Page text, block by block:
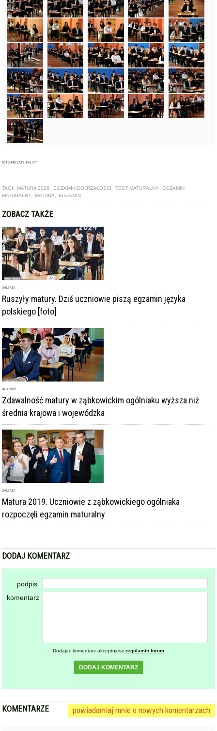
FOTO_PRIVATE_POLICY
TAGI: MATURA 2026, EGZAMIN DOJRZAŁOŚCI, TEST MATURALNY,
EGZAMIN
MATURALNY, MATURA, EGZAMIN
ZOBACZ TAKŻE
GALERIA
Ruszyły matury. Dziś uczniowie piszą egzamin języka
polskiego [foto]
ARTYKUŁ
Zdawalność matury w ząbkowickim ogólniaku wyższa niż
średnia krajowa i wojewódzka
GALERIA
Matura 2019. Uczniowie z ząbkowickiego ogólniaka
rozpoczęli egzamin maturalny
DODAJ KOMENTARZ
podpis
komentarz
Dodając komentarz akceptujesz regulamin forum
DODAJ KOMENTARZ
KOMENTARZE powiadamiaj mnie o nowych komentarzach